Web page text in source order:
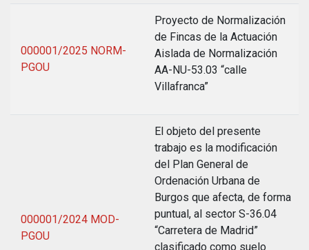
000001/2025 NORM-
PGOU
Proyecto de Normalización
de Fincas de la Actuación
Aislada de Normalización
AA-NU-53.03 “calle
Villafranca”
000001/2024 MOD-
PGOU
El objeto del presente
trabajo es la modificación
del Plan General de
Ordenación Urbana de
Burgos que afecta, de forma
puntual, al sector S-36.04
“Carretera de Madrid”
clasificado como suelo